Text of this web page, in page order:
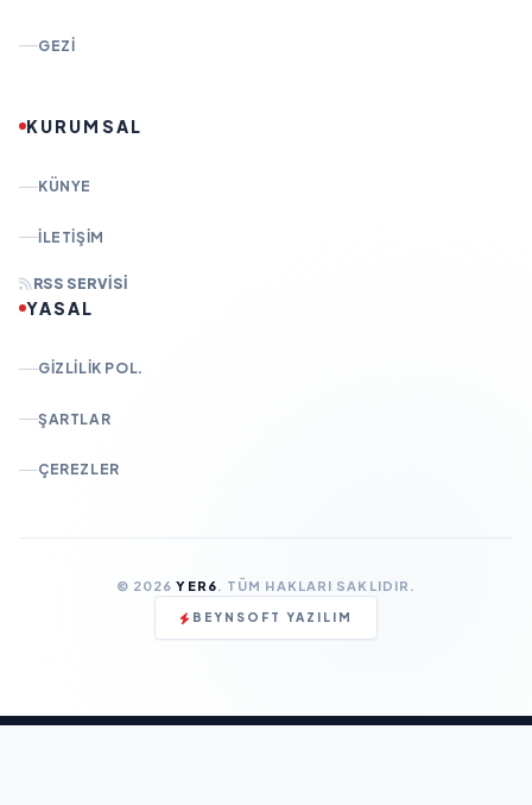
GEZI
KURUMSAL
KÜNYE
İLETIŞIM
RSS SERVISI
YASAL
GIZLILIK POL.
ŞARTLAR
ÇEREZLER
© 2026YER6. TÜM HAKLARI SAKLIDIR.
BEYNSOFT YAZILIM